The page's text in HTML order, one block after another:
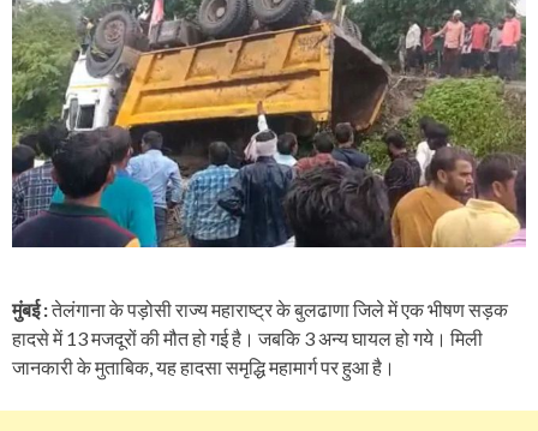
मुंबई :तेलंगाना के पड़ोसी राज्य महाराष्ट्र के बुलढाणा जिले में एक भीषण सड़क
हादसे में 13 मजदूरों की मौत हो गई है। जबकि 3 अन्य घायल हो गये। मिली
जानकारी के मुताबिक, यह हादसा समृद्धि महामार्ग पर हुआ है।